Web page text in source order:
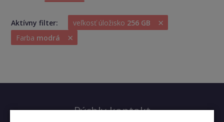
Aktívny filter: veľkosť úložisko 256 GB ×
Farba modrá ×
Rýchly kontakt